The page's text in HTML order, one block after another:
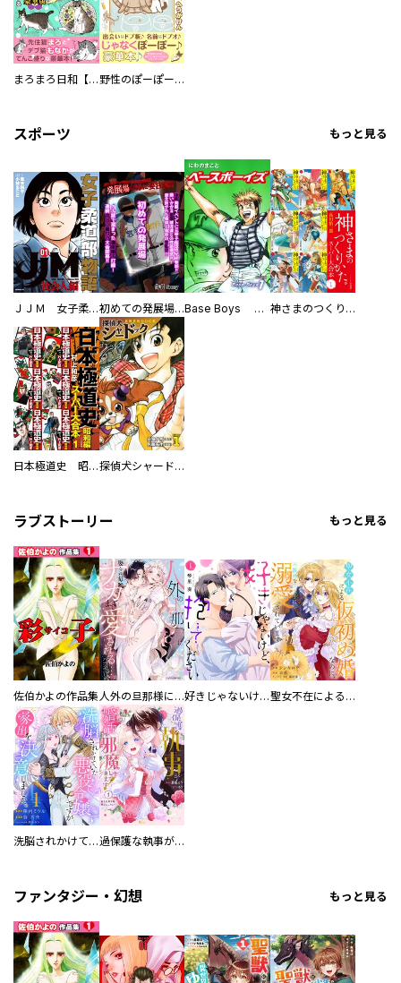
まろまろ日和【豪華版】 野性のぽーぽー【豪華版】
スポーツ もっと見る
ＪＪＭ 女子柔道部物語 社会人編 初めての発展場 【白抜き修正版】 Base Boys 新装版 神さまのつくりかた。スーパー大合本
日本極道史 昭和編 スーパー大合本 探偵犬シャードック（新装版）
ラブストーリー もっと見る
佐伯かよの作品集 人外の旦那様に娶られ毎晩ナカまで愛される…。アンソロジー 好きじゃないけど、抱いてください【電子単行本版／特典おまけ付き】 聖女不在による仮初め婚なのに、不器用な王太子に溺愛されています【電子単行本版／特典おまけ付き】
洗脳されかけていた悪役令嬢ですが家出を決意しました。【電子単行本版／特典おまけ付き】 過保護な執事が私の婚活を邪魔してきます！ 分冊版
ファンタジー・幻想 もっと見る